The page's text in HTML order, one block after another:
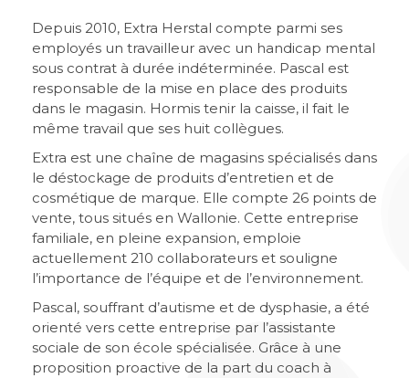
Depuis 2010, Extra Herstal compte parmi ses
employés un travailleur avec un handicap mental
sous contrat à durée indéterminée. Pascal est
responsable de la mise en place des produits
dans le magasin. Hormis tenir la caisse, il fait le
même travail que ses huit collègues.
Extra est une chaîne de magasins spécialisés dans
le déstockage de produits d’entretien et de
cosmétique de marque. Elle compte 26 points de
vente, tous situés en Wallonie. Cette entreprise
familiale, en pleine expansion, emploie
actuellement 210 collaborateurs et souligne
l’importance de l’équipe et de l’environnement.
Pascal, souffrant d’autisme et de dysphasie, a été
orienté vers cette entreprise par l’assistante
sociale de son école spécialisée. Grâce à une
proposition proactive de la part du coach à